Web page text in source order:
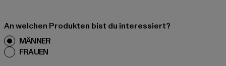
An welchen Produkten bist du interessiert?
MÄNNER
FRAUEN